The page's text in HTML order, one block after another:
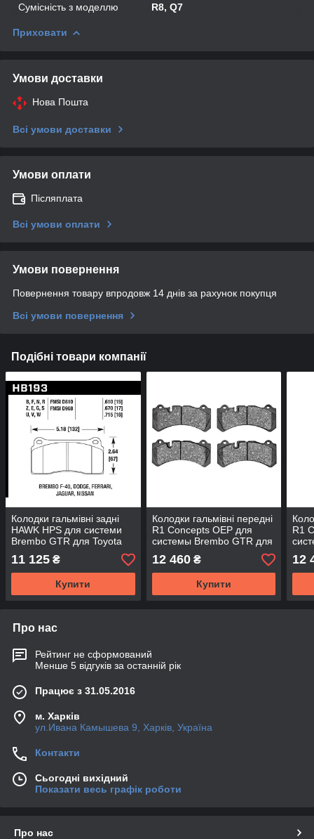
Сумісність з моделлю
R8, Q7
Приховати
Умови доставки
Нова Пошта
Всі умови доставки
Умови оплати
Післяплата
Всі умови оплати
Умови повернення
Повернення товару впродовж 14 днів за рахунок покупця
Всі умови повернення
Подібні товари компанії
Колодки гальмівні задні
HAWK HPS для системи
Brembo GTR для Toyota
LC 200 / LX 570
11 125 ₴
Купити
Колодки гальмівні передні
R1 Concepts OEP для
системы Brembo GTR для
Toyota LC 200 / LX 570
12 460₴
Купити
R1
12
Про нас
Рейтинг не сформований
Менше 5 відгуків за останній рік
Працює з 31.05.2016
м. Харків
ул.Ивана Камышева 9, Харків, Україна
Контакти
Сьогодні вихідний
Показати весь графік роботи
Про нас